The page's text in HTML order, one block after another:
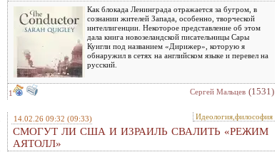
Как блокада Ленинграда отражается за бугром, в
сознании жителей Запада, особенно, творческой
интеллигенции. Некоторое представление об этом
дала книга новозеландской писательницы Сары
Куигли под названием «Дирижер», которую я
обнаружил в сетях на английском языке и перевел на
русский.
1 Сергей Мальцев (1531)
14.02.26 09:32 (09:33) Идеология,философия
СМОГУТ ЛИ США И ИЗРАИЛЬ СВАЛИТЬ «РЕЖИМ
АЯТОЛЛ»